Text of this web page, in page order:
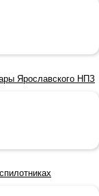
Ярославского НПЗ